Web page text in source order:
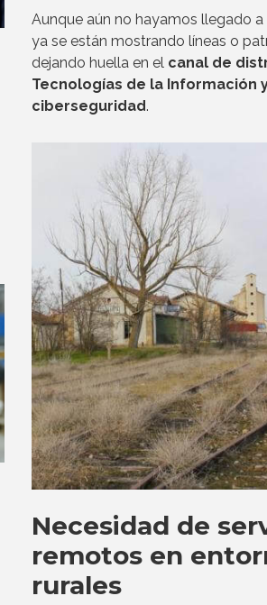
Aunque aún no hayamos llegado
ya se están mostrando líneas o
dejando huella en el canal de
Tecnologías de la Información
ciberseguridad.
Necesidad de
remotos en
rurales